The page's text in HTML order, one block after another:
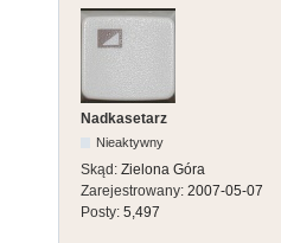
Nadkasetarz
Nieaktywny
Skąd: Zielona Góra
Zarejestrowany: 2007-05-07
Posty: 5,497